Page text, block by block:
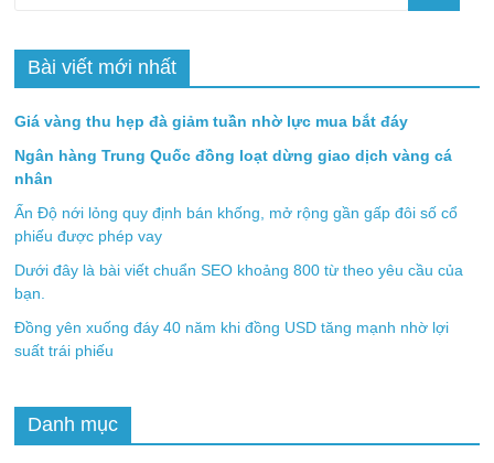
Bài viết mới nhất
Giá vàng thu hẹp đà giảm tuần nhờ lực mua bắt đáy
Ngân hàng Trung Quốc đồng loạt dừng giao dịch vàng cá
nhân
Ấn Độ nới lỏng quy định bán khống, mở rộng gần gấp đôi số cổ
phiếu được phép vay
Dưới đây là bài viết chuẩn SEO khoảng 800 từ theo yêu cầu của
bạn.
Đồng yên xuống đáy 40 năm khi đồng USD tăng mạnh nhờ lợi
suất trái phiếu
Danh mục